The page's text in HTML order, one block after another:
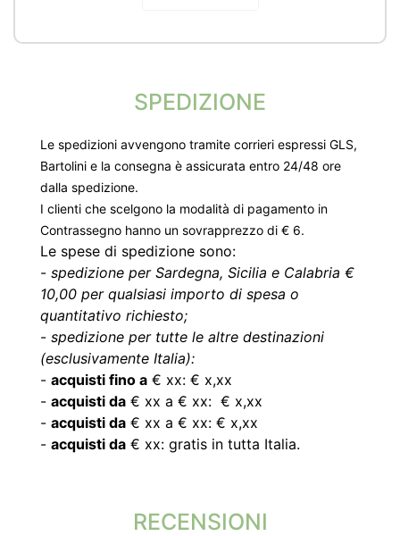
SPEDIZIONE
Le spedizioni avvengono tramite corrieri espressi GLS,
Bartolini e la consegna è assicurata entro 24/48 ore
dalla spedizione.
I clienti che scelgono la modalità di pagamento in
Contrassegno hanno un sovrapprezzo di € 6.
Le spese di spedizione sono:
- spedizione per Sardegna, Sicilia e Calabria €
10,00 per qualsiasi importo di spesa o
quantitativo richiesto;
- spedizione per tutte le altre destinazioni
(esclusivamente Italia):
- acquisti fino a € xx: € x,xx
- acquisti da € xx a € xx: € x,xx
- acquisti da € xx a € xx: € x,xx
- acquisti da € xx: gratis in tutta Italia.
RECENSIONI